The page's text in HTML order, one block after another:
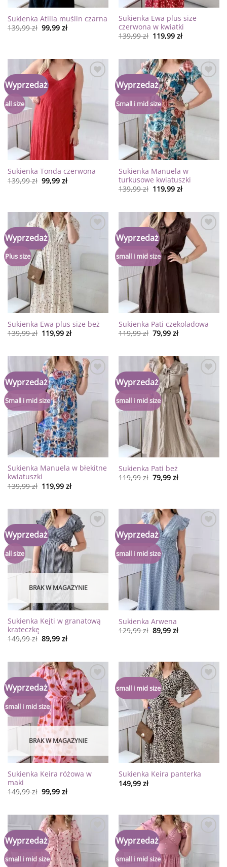
Sukienka Atilla muślin czarna
139,99zł 99,99 zł
Sukienka Ewa plus size
czerwona w kwiatki
139,99zł 119,99 zł
Wyprzedaż
all size
życzeń
Sukienka Tonda czerwona
139,99zł 99,99 zł
Wyprzedaż
Small i mid size
Dodaj
do
listy
życzeń
Sukienka Manuela w
turkusowe kwiatuszki
139,99zł 119,99 zł
Wyprzedaż
Plus size
życzeń
Sukienka Ewa plus size beż
139,99zł 119,99 zł
Wyprzedaż
small i mid size
Dodaj
do
listy
życzeń
Sukienka Pati czekoladowa
119,99zł 79,99 zł
Wyprzedaż
Small i mid size
Dodaj
życzeń
Sukienka Manuela w błekitne
kwiatuszki
139,99zł 119,99 zł
Wyprzedaż
small i mid size
życzeń
Sukienka Pati beż
119,99zł 79,99 zł
Wyprzedaż
all size
życzeń
BRAK W MAGAZYNIE
Sukienka Kejti w granatową
krateczkę
149,99zł 89,99 zł
Wyprzedaż
small i mid size
Sukienka Arwena
129,99zł 89,99 zł
Wyprzedaż
small i mid size
Dodaj
do
listy
życzeń
BRAK W MAGAZYNIE
Sukienka Keira różowa w
maki
149,99zł 99,99 zł
small i mid size
Dodaj
listy
życzeń
Sukienka Keira panterka
149,99 zł
Wyprzedaż
small i mid size
do
Wyprzedaż
small i mid size